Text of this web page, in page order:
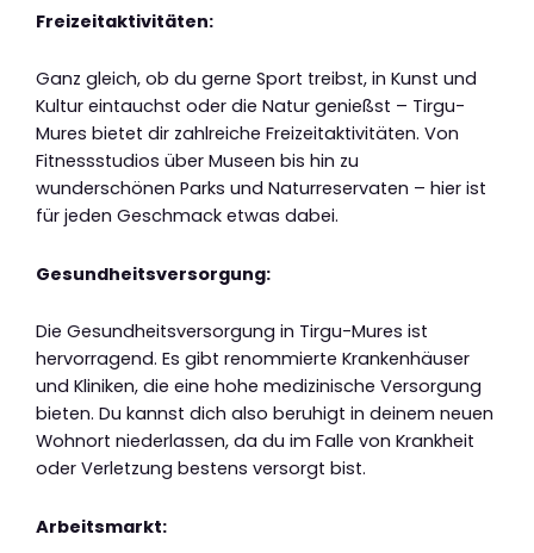
Freizeitaktivitäten:
Ganz gleich, ob du gerne Sport treibst, in Kunst und
Kultur eintauchst oder die Natur genießst – Tirgu-
Mures bietet dir zahlreiche Freizeitaktivitäten. Von
Fitnessstudios über Museen bis hin zu
wunderschönen Parks und Naturreservaten – hier ist
für jeden Geschmack etwas dabei.
Gesundheitsversorgung:
Die Gesundheitsversorgung in Tirgu-Mures ist
hervorragend. Es gibt renommierte Krankenhäuser
und Kliniken, die eine hohe medizinische Versorgung
bieten. Du kannst dich also beruhigt in deinem neuen
Wohnort niederlassen, da du im Falle von Krankheit
oder Verletzung bestens versorgt bist.
Arbeitsmarkt: